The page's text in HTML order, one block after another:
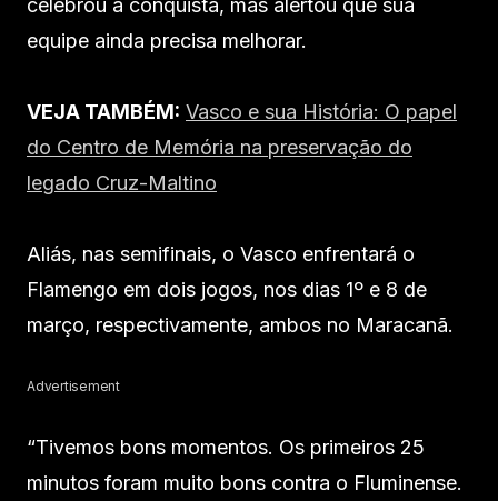
celebrou a conquista, mas alertou que sua
equipe ainda precisa melhorar.
VEJA TAMBÉM: Vasco e sua História: O papel
do Centro de Memória na preservação do
legado Cruz-Maltino
Aliás, nas semifinais, o Vasco enfrentará o
Flamengo em dois jogos, nos dias 1º e 8 de
março, respectivamente, ambos no Maracanã.
Advertisement
“Tivemos bons momentos. Os primeiros 25
minutos foram muito bons contra o Fluminense.